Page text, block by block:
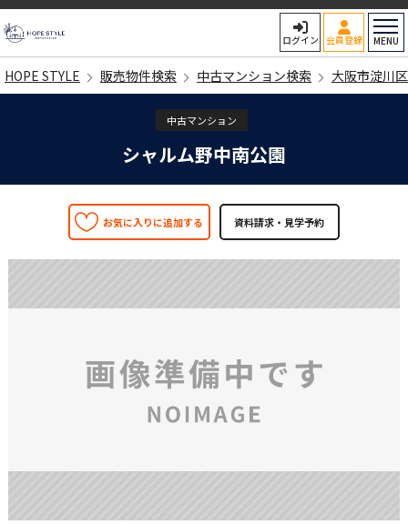
ログイン 会員登録 MENU
HOPE STYLE 販売物件検索 中古マンション検索 大阪市淀川
中古マンション
シャルム野中南公園
お気に入りに追加する